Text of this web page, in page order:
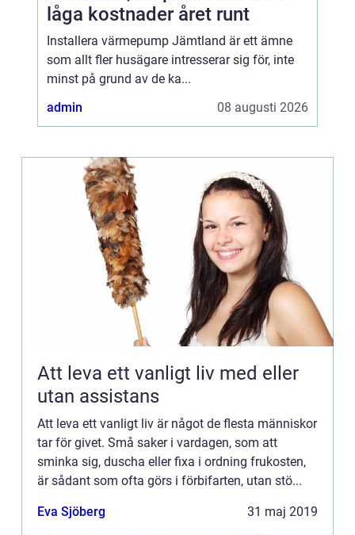
låga kostnader året runt
Installera värmepump Jämtland är ett ämne
som allt fler husägare intresserar sig för, inte
minst på grund av de ka...
admin
08 augusti 2026
Att leva ett vanligt liv med eller
utan assistans
Att leva ett vanligt liv är något de flesta människor
tar för givet. Små saker i vardagen, som att
sminka sig, duscha eller fixa i ordning frukosten,
är sådant som ofta görs i förbifarten, utan stö...
Eva Sjöberg 31 maj 2019